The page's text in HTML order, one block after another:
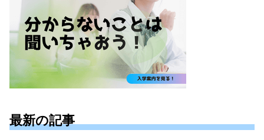
最新の記事